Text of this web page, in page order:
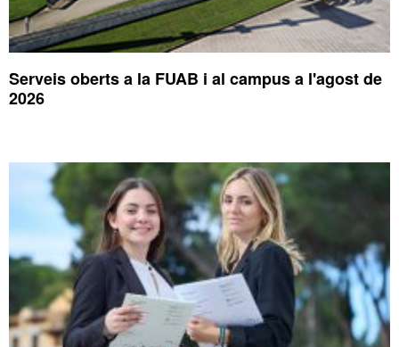
Serveis oberts a la FUAB i al campus a l'agost de
2026